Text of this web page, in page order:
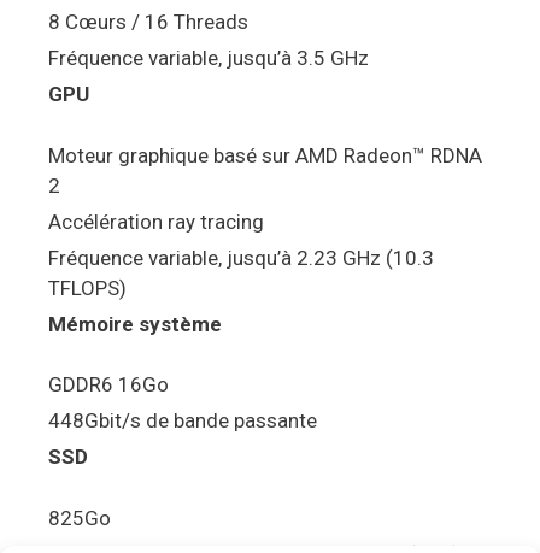
8 Cœurs / 16 Threads
Fréquence variable, jusqu’à 3.5 GHz
GPU
Moteur graphique basé sur AMD Radeon™ RDNA
2
Accélération ray tracing
Fréquence variable, jusqu’à 2.23 GHz (10.3
TFLOPS)
Mémoire système
GDDR6 16Go
448Gbit/s de bande passante
SSD
825Go